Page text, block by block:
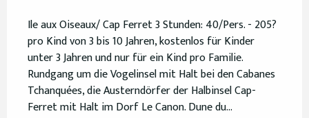
Ile aux Oiseaux/ Cap Ferret 3 Stunden: 40/Pers. - 205?
pro Kind von 3 bis 10 Jahren, kostenlos für Kinder
unter 3 Jahren und nur für ein Kind pro Familie.
Rundgang um die Vogelinsel mit Halt bei den Cabanes
Tchanquées, die Austerndörfer der Halbinsel Cap-
Ferret mit Halt im Dorf Le Canon. Dune du...